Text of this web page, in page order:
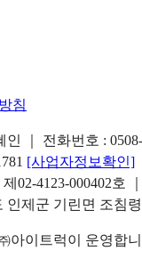
침
인 ｜ 전화번호 :
[사업자정보확인]
02-4123-000402호
제군 기린면 조침
아이트럭이 운영합